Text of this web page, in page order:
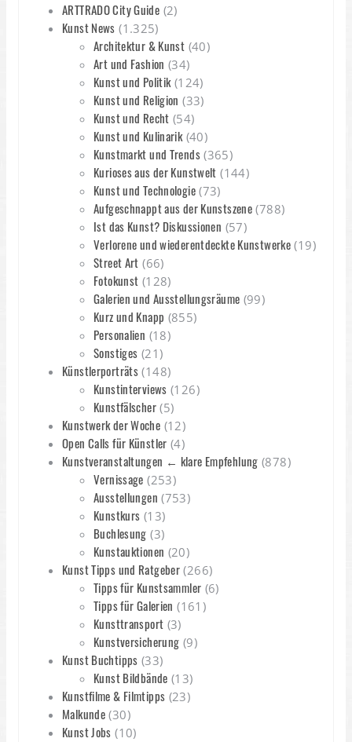
ARTTRADO City Guide (2)
Kunst News (1.325)
Architektur & Kunst (40)
Art und Fashion (34)
Kunst und Politik(124)
Kunst und Religion (33)
Kunst und Recht (54)
Kunst und Kulinarik(40)
Kunstmarkt und Trends(365)
Kurioses aus der Kunstwelt (144)
Kunst und Technologie(73)
Aufgeschnappt aus der Kunstszene (788)
Ist das Kunst? Diskussionen (57)
Verlorene und wiederentdeckte Kunstwerke (19)
Street Art (66)
Fotokunst (128)
Galerien und Ausstellungsräume (99)
Kurz und Knapp (855)
Personalien (18)
Sonstiges (21)
Künstlerporträts (148)
Kunstinterviews (126)
Kunstfälscher(5)
Kunstwerk der Woche (12)
Open Calls für Künstler (4)
Kunstveranstaltungen ← klare Empfehlung (878)
Vernissage (253)
Ausstellungen (753)
Kunstkurs (13)
Buchlesung (3)
Kunstauktionen (20)
Kunst Tipps und Ratgeber (266)
Tipps für Kunstsammler (6)
Tipps für Galerien (161)
Kunsttransport (3)
Kunstversicherung (9)
Kunst Buchtipps (33)
Kunst Bildbände (13)
Kunstfilme & Filmtipps (23)
Malkunde (30)
Kunst Jobs (10)